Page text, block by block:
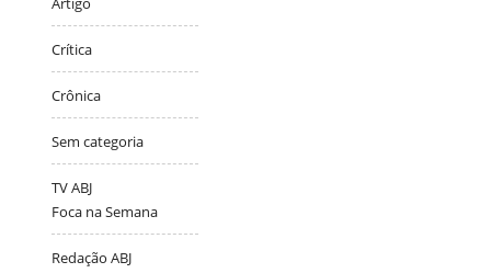
Crítica
Crônica
Sem categoria
TV ABJ
Foca na Semana
Redação ABJ